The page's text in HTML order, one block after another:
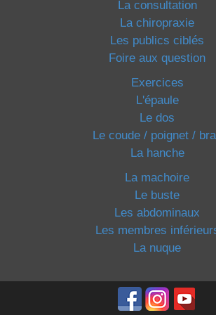
La consultation
La chiropraxie
Les publics ciblés
Foire aux question
Exercices
L'épaule
Le dos
Le coude / poignet /
La hanche
La machoire
Le buste
Les abdominaux
Les membres
La nuque